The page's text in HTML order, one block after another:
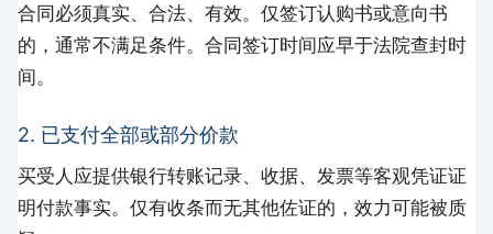
合同必须真实、合法、有效。仅签订认购书或意向书
的，通常不满足条件。合同签订时间应早于法院查封时
间。
2. 已支付全部或部分价款
买受人应提供银行转账记录、收据、发票等客观凭证证
明付款事实。仅有收条而无其他佐证的，效力可能被质